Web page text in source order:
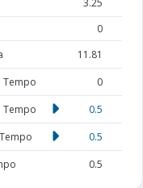
0
11.81
Tempo
0
Tempo
0.5
0.5
0.5